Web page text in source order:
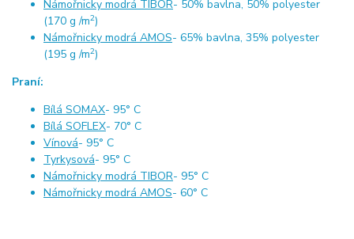
Námořnicky modrá TIBOR- 50% bavlna, 50% polyester
(170 g /m2)
Námořnicky modrá AMOS- 65% bavlna, 35% polyester
(195 g /m2)
Praní:
Bílá SOMAX- 95° C
Bílá SOFLEX- 70° C
Vínová- 95° C
Tyrkysová- 95° C
Námořnicky modrá TIBOR- 95° C
Námořnicky modrá AMOS- 60° C